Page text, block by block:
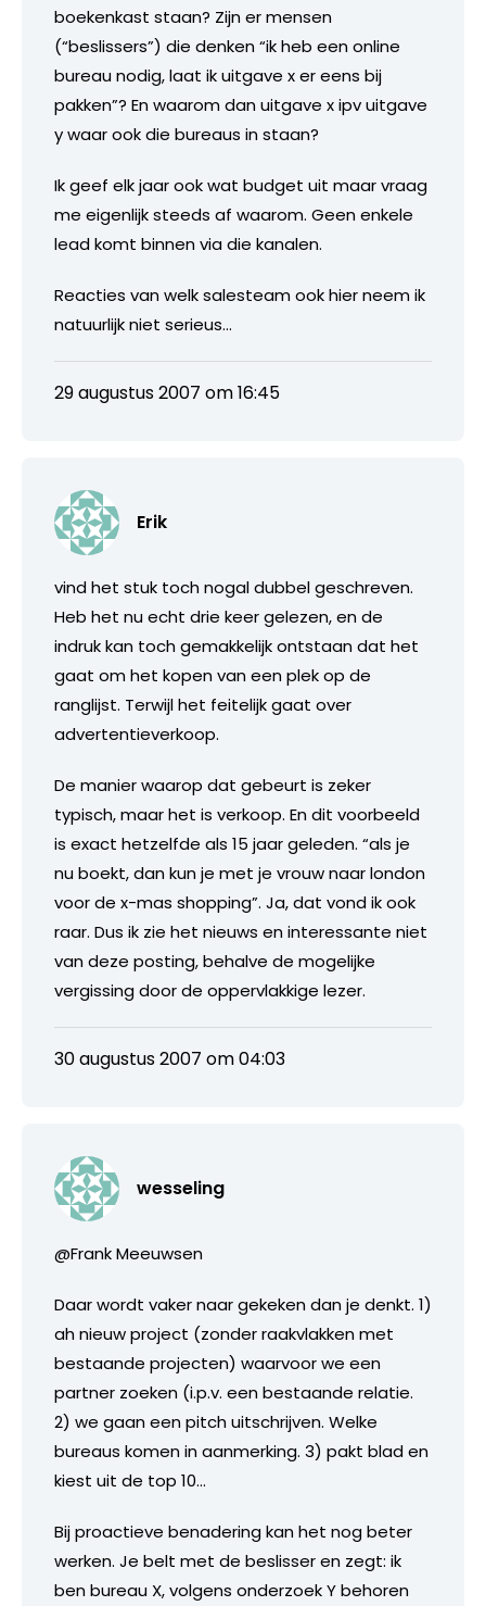
boekenkast staan? Zijn er mensen
(“beslissers”) die denken “ik heb een online
bureau nodig, laat ik uitgave x er eens bij
pakken”? En waarom dan uitgave x ipv uitgave
y waar ook die bureaus in staan?
Ik geef elk jaar ook wat budget uit maar vraag
me eigenlijk steeds af waarom. Geen enkele
lead komt binnen via die kanalen.
Reacties van welk salesteam ook hier neem ik
natuurlijk niet serieus…
29 augustus 2007 om 16:45
Erik
vind het stuk toch nogal dubbel geschreven.
Heb het nu echt drie keer gelezen, en de
indruk kan toch gemakkelijk ontstaan dat het
gaat om het kopen van een plek op de
ranglijst. Terwijl het feitelijk gaat over
advertentieverkoop.
De manier waarop dat gebeurt is zeker
typisch, maar het is verkoop. En dit voorbeeld
is exact hetzelfde als 15 jaar geleden. “als je
nu boekt, dan kun je met je vrouw naar london
voor de x-mas shopping”. Ja, dat vond ik ook
raar. Dus ik zie het nieuws en interessante niet
van deze posting, behalve de mogelijke
vergissing door de oppervlakkige lezer.
30 augustus 2007 om 04:03
wesseling
@Frank Meeuwsen
Daar wordt vaker naar gekeken dan je denkt. 1)
ah nieuw project (zonder raakvlakken met
bestaande projecten) waarvoor we een
partner zoeken (i.p.v. een bestaande relatie.
2) we gaan een pitch uitschrijven. Welke
bureaus komen in aanmerking. 3) pakt blad en
kiest uit de top 10…
Bij proactieve benadering kan het nog beter
werken. Je belt met de beslisser en zegt: ik
ben bureau X, volgens onderzoek Y behoren